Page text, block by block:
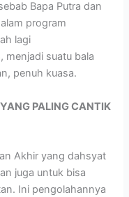
Bapa Putra dan
program
lagi
menjadi suatu bala
penuh kuasa.
PALING CANTIK
Akhir yang dahsyat
juga untuk bisa
Ini pengolahannya